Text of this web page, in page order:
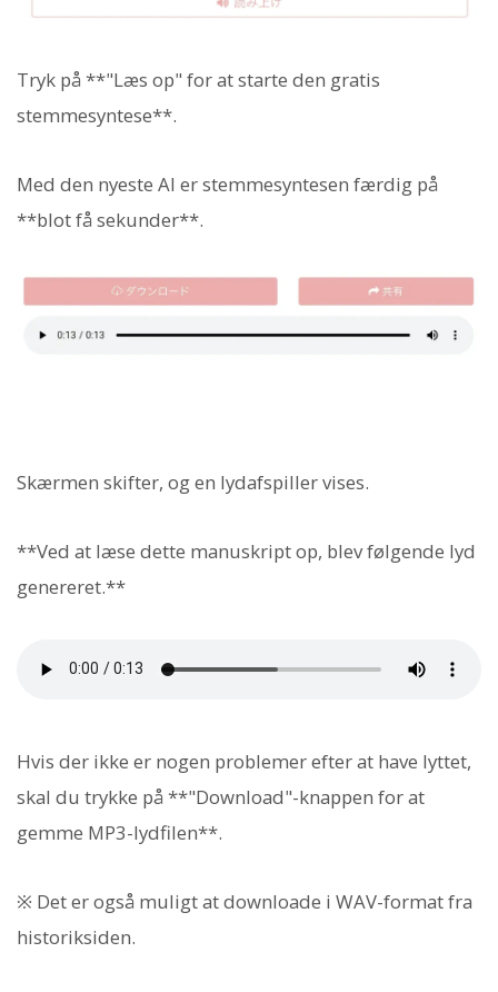
Tryk på **"Læs op" for at starte den gratis
stemmesyntese**.
Med den nyeste AI er stemmesyntesen færdig på
**blot få sekunder**.
Skærmen skifter, og en lydafspiller vises.
**Ved at læse dette manuskript op, blev følgende lyd
genereret.**
Hvis der ikke er nogen problemer efter at have lyttet,
skal du trykke på **"Download"-knappen for at
gemme MP3-lydfilen**.
※ Det er også muligt at downloade i WAV-format fra
historiksiden.